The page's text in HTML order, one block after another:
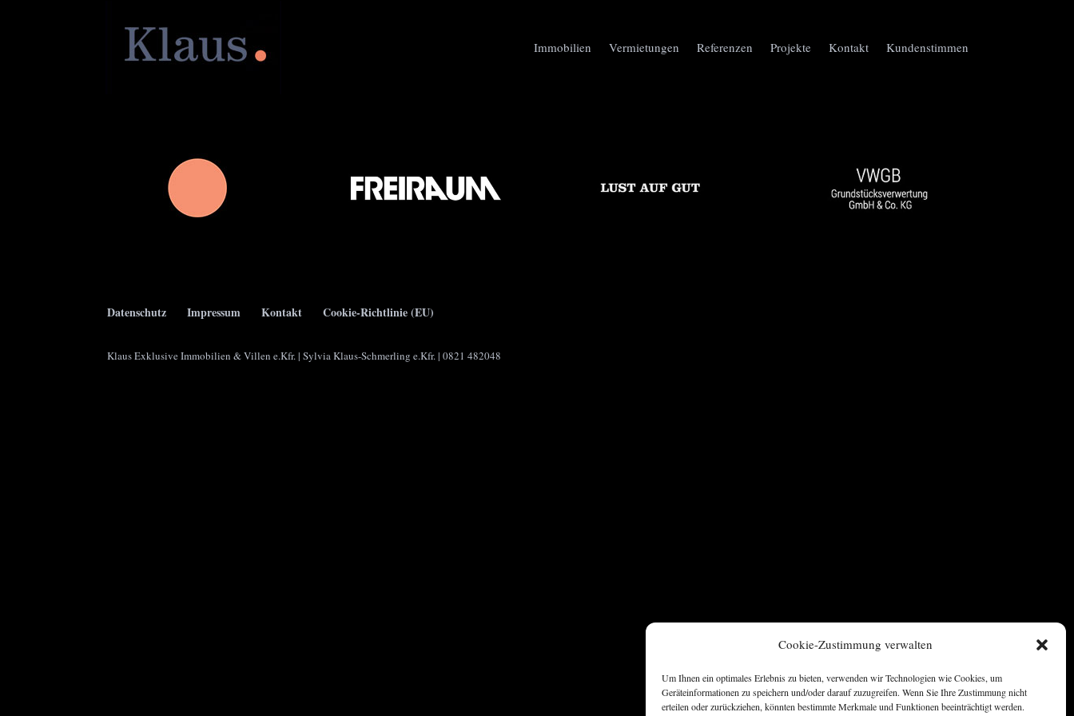
Cookie-Zustimmung verwalten
Um Ihnen ein optimales Erlebnis zu bieten, verwenden wir Technologien wie Cookies, um
Geräteinformationen zu speichern und/oder darauf zuzugreifen. Wenn Sie Ihre Zustimmung nicht
erteilen oder zurückziehen, könnten bestimmte Merkmale und Funktionen beeinträchtigt werden.
Immobilien Vermietungen Referenzen Projekte Kontakt Kundenstimmen
Datenschutz Impressum Kontakt Cookie-Richtlinie (EU)
Klaus Exklusive Immobilien & Villen e.Kfr. | Sylvia Klaus-Schmerling e.Kfr. | 0821 482048